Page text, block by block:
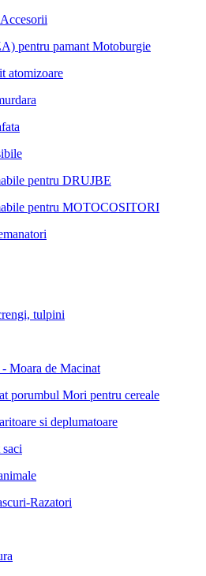
pentru pamant Motoburgie
atomizoare
pentru DRUJBE
pentru MOTOCOSITORI
tulpini
Moara de Macinat
porumbul Mori pentru cereale
si deplumatoare
Razatori